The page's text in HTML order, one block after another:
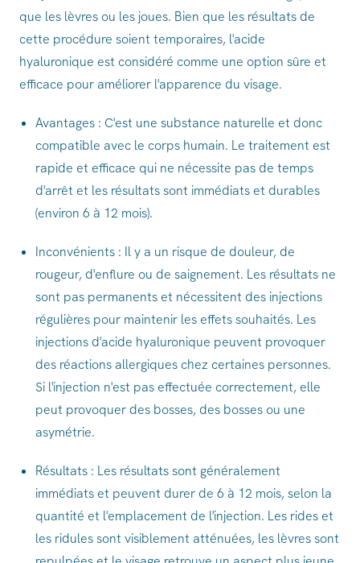
que les lèvres ou les joues. Bien que les résultats de
cette procédure soient temporaires, l'acide
hyaluronique est considéré comme une option sûre et
efficace pour améliorer l'apparence du visage.
Avantages : C'est une substance naturelle et donc
compatible avec le corps humain. Le traitement est
rapide et efficace qui ne nécessite pas de temps
d'arrêt et les résultats sont immédiats et durables
(environ 6 à 12 mois).
Inconvénients : Il y a un risque de douleur, de
rougeur, d'enflure ou de saignement. Les résultats ne
sont pas permanents et nécessitent des injections
régulières pour maintenir les effets souhaités. Les
injections d'acide hyaluronique peuvent provoquer
des réactions allergiques chez certaines personnes.
Si l'injection n'est pas effectuée correctement, elle
peut provoquer des bosses, des bosses ou une
asymétrie.
Résultats : Les résultats sont généralement
immédiats et peuvent durer de 6 à 12 mois, selon la
quantité et l'emplacement de l'injection. Les rides et
les ridules sont visiblement atténuées, les lèvres sont